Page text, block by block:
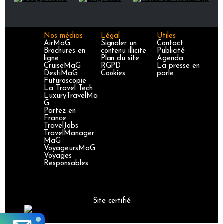
Nos médias
AirMaG
Brochures en
ligne
CruiseMaG
DestiMaG
Futuroscopie
La Travel Tech
LuxuryTravelMa
G
Partez en
France
TravelJobs
TravelManager
MaG
VoyageursMaG
Voyages
Responsables
Légal
Signaler un
contenu illicite
Plan du site
RGPD
Cookies
Utiles
Contact
Publicité
Agenda
La presse en
parle
Site certifié